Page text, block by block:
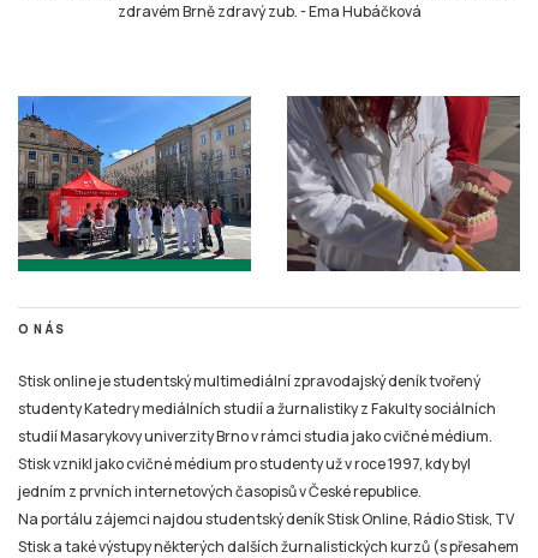
zdravém Brně zdravý zub.-Ema Hubáčková
O NÁS
Stisk online je studentský multimediální zpravodajský deník tvořený
studenty Katedry mediálních studií a žurnalistiky z Fakulty sociálních
studií Masarykovy univerzity Brno v rámci studia jako cvičné médium.
Stisk vznikl jako cvičné médium pro studenty už v roce 1997, kdy byl
jedním z prvních internetových časopisů v České republice.
Na portálu zájemci najdou studentský deník Stisk Online, Rádio Stisk, TV
Stisk a také výstupy některých dalších žurnalistických kurzů (s přesahem